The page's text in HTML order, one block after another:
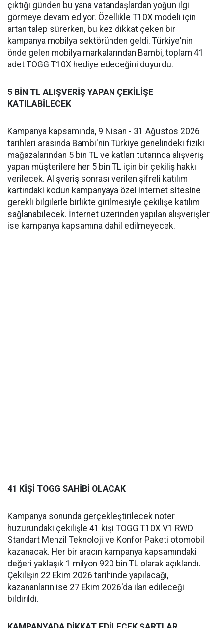
çıktığı günden bu yana vatandaşlardan yoğun ilgi
görmeye devam ediyor. Özellikle T10X modeli için
artan talep sürerken, bu kez dikkat çeken bir
kampanya mobilya sektöründen geldi. Türkiye'nin
önde gelen mobilya markalarından Bambi, toplam 41
adet TOGG T10X hediye edeceğini duyurdu.
5 BİN TL ALIŞVERİŞ YAPAN ÇEKİLİŞE
KATILABİLECEK
Kampanya kapsamında, 9 Nisan - 31 Ağustos 2026
tarihleri arasında Bambi'nin Türkiye genelindeki fiziki
mağazalarından 5 bin TL ve katları tutarında alışveriş
yapan müşterilere her 5 bin TL için bir çekiliş hakkı
verilecek. Alışveriş sonrası verilen şifreli katılım
kartındaki kodun kampanyaya özel internet sitesine
gerekli bilgilerle birlikte girilmesiyle çekilişe katılım
sağlanabilecek. İnternet üzerinden yapılan alışverişler
ise kampanya kapsamına dahil edilmeyecek.
41 KİŞİ TOGG SAHİBİ OLACAK
Kampanya sonunda gerçekleştirilecek noter
huzurundaki çekilişle 41 kişi TOGG T10X V1 RWD
Standart Menzil Teknoloji ve Konfor Paketi otomobil
kazanacak. Her bir aracın kampanya kapsamındaki
değeri yaklaşık 1 milyon 920 bin TL olarak açıklandı.
Çekilişin 22 Ekim 2026 tarihinde yapılacağı,
kazananların ise 27 Ekim 2026'da ilan edileceği
bildirildi.